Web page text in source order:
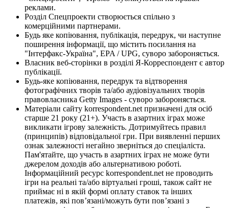
реклами.
Розділ Спецпроекти створюється спільно з
комерційними партнерами.
Будь яке копіювання, публікація, передрук, чи наступне
поширення інформації, що містить посилання на
"Інтерфакс-Україна", EPA / UPG, суворо забороняється.
Власник веб-сторінки в розділі Я-Корреспондент є автор
публікації.
Будь-яке копіювання, передрук та відтворення
фотографічних творів та/або аудіовізуальних творів
правовласника Getty Images - суворо забороняється.
Матеріали сайту korrespondent.net призначені для осіб
старше 21 року (21+). Участь в азартних іграх може
викликати ігрову залежність. Дотримуйтесь правил
(принципів) відповідальної гри. При виявленні перших
ознак залежності негайно зверніться до спеціаліста.
Пам'ятайте, що участь в азартних іграх не може бути
джерелом доходів або альтернативою роботі.
Інформаційний ресурс korrespondent.net не проводить
ігри на реальні та/або віртуальні гроші, також сайт не
приймає ні в якій формі оплату ставок та інших
платежів, які пов’язані/можуть бути пов’язані з